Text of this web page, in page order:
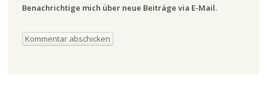
Benachrichtige mich über neue Beiträge via E-Mail.